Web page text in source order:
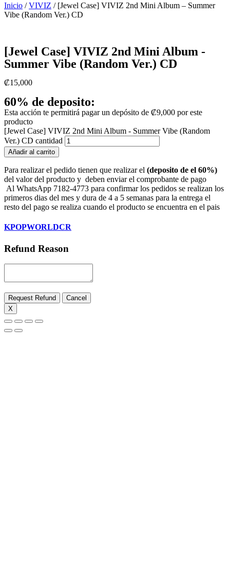
Inicio /VIVIZ / [Jewel Case] ​​VIVIZ 2nd Mini Album – Summer
Vibe (Random Ver.) CD
[Jewel Case] ​​VIVIZ 2nd Mini Album -
Summer Vibe (Random Ver.) CD
₡15,000
60% de deposito:
Esta acción te permitirá pagar un depósito de ₡9,000 por este
producto
[Jewel Case] ​​VIVIZ 2nd Mini Album - Summer Vibe (Random
Ver.) CD cantidad
Añadir al carrito
Para realizar el pedido tienen que realizar el (deposito de el 60%)
del valor del producto y deben enviar el comprobante de pago
Al WhatsApp 7182-4773 para confirmar los pedidos se realizan los
primeros dias del mes y dura de 4 a 5 semanas para la entrega el
resto del pago se realiza cuando el producto se encuentra en el pais
KPOPWORLDCR
Refund Reason
Request Refund
Cancel
X